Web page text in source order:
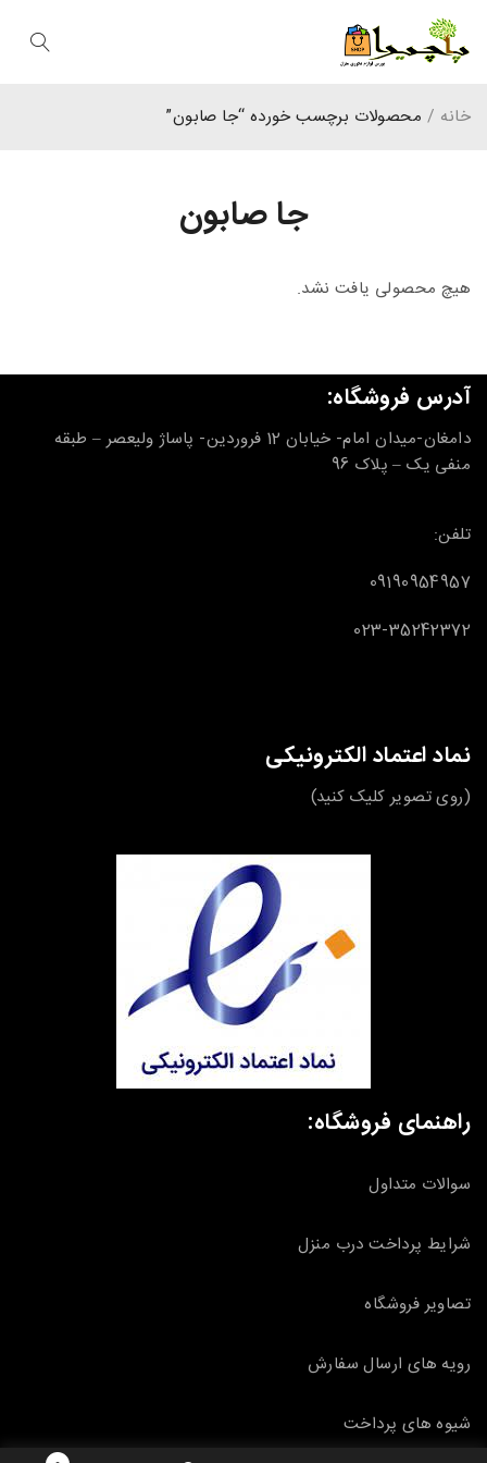
جا صابون
خانه / محصولات برچسب خورده “جا صابون”
هیچ محصولی یافت نشد.
آدرس فروشگاه:
دامغان-میدان امام- خیابان 12 فروردین- پاساژ ولیعصر – طبقه
منفی یک – پلاک 96
تلفن:
09190954957
023-35242372
نماد اعتماد الکترونیکی
(روی تصویر کلیک کنید)
راهنمای فروشگاه:
سوالات متداول
شرایط پرداخت درب منزل
تصاویر فروشگاه
رویه های ارسال سفارش
شیوه های پرداخت